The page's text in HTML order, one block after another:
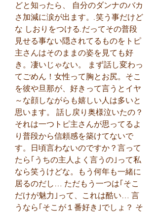
どと知ったら、 自分のダンナのバカ
さ加減に涙が出ます。.笑う事だけど
な しおりをつける.だってその普段
見せる事ない隠されてるものをトピ
主さんはそのままの姿を見ても好
き。凄いじゃない。 まず話し変わっ
てごめん！女性って胸とお尻。そこ
を彼や旦那が、好きって言うとイヤ
～な顔しながらも嬉しい人は多いと
思います。 話し戻り奥様泣いたの？
それは一つトピ主さんが思ってるよ
り普段から信頼感を築けてないで
す。日頃言わないのですか？言って
たら｢うちの主人よく言うの｣って私
なら笑うけどな。もう何年も一緒に
居るのだし… ただもう一つは｢そこ
だけが魅力｣って、これは酷い… 言
うなら｢そこが１番好き｣でしょ？ そ